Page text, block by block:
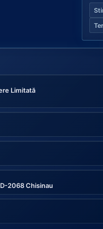
Limitată
2068 Chisinau